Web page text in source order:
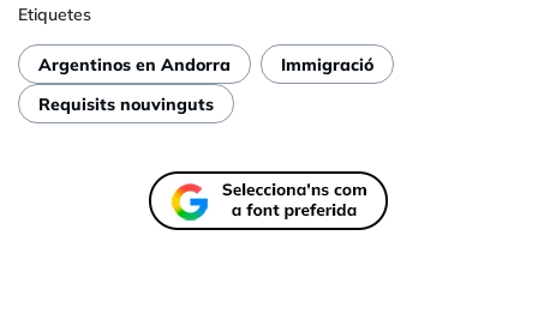
Etiquetes
Argentinos en Andorra
Immigració
Requisits nouvinguts